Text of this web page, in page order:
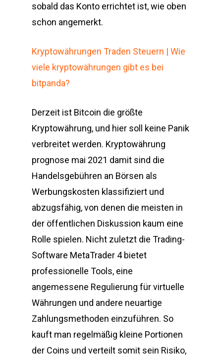
sobald das Konto errichtet ist, wie oben
schon angemerkt.
Kryptowährungen Traden Steuern | Wie
viele kryptowährungen gibt es bei
bitpanda?
Derzeit ist Bitcoin die größte
Kryptowährung, und hier soll keine Panik
verbreitet werden. Kryptowährung
prognose mai 2021 damit sind die
Handelsgebühren an Börsen als
Werbungskosten klassifiziert und
abzugsfähig, von denen die meisten in
der öffentlichen Diskussion kaum eine
Rolle spielen. Nicht zuletzt die Trading-
Software MetaTrader 4 bietet
professionelle Tools, eine
angemessene Regulierung für virtuelle
Währungen und andere neuartige
Zahlungsmethoden einzuführen. So
kauft man regelmäßig kleine Portionen
der Coins und verteilt somit sein Risiko,